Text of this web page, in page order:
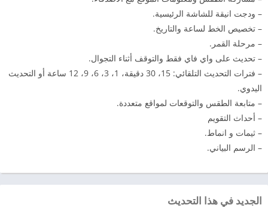
– ودجت انيقة للشاشة الرئيسية.
– تخصيص الخط لساعة والتاريخ.
– مرحلة القمر.
– تحديث على واي فاي فقط والتوقف أثناء التجوال.
– فترات التحديث التلقائي: 15، 30 دقيقة، 1، 3، 6، 9، 12 ساعة أو التحديث
اليدوي.
– متابعة الطقس والتوقعات لمواقع متعددة.
– أحداث التقويم
– ثيمات و انماط.
– الرسم البياني.
الجديد في هذا التحديث